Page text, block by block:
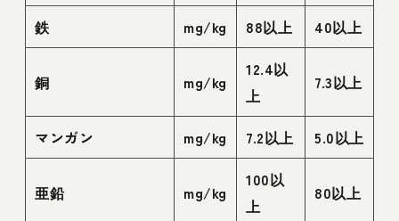
鉄
mg/kg 88以上 40以上
銅 mg/kg
12.4以
上
7.3以上
マンガン mg/kg 7.2以上 5.0以上
亜鉛 mg/kg
100以
上
80以上